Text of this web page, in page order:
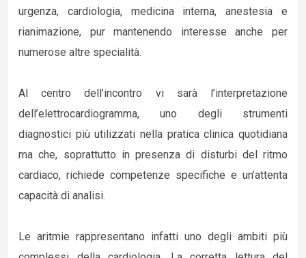
urgenza, cardiologia, medicina interna, anestesia e
rianimazione, pur mantenendo interesse anche per
numerose altre specialità.
Al centro dell’incontro vi sarà l’interpretazione
dell’elettrocardiogramma, uno degli strumenti
diagnostici più utilizzati nella pratica clinica quotidiana
ma che, soprattutto in presenza di disturbi del ritmo
cardiaco, richiede competenze specifiche e un’attenta
capacità di analisi.
Le aritmie rappresentano infatti uno degli ambiti più